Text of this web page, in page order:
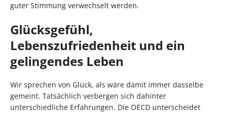
guter Stimmung verwechselt werden.
Glücksgefühl,
Lebenszufriedenheit und ein
gelingendes Leben
Wir sprechen von Glück, als wäre damit immer dasselbe
gemeint. Tatsächlich verbergen sich dahinter
unterschiedliche Erfahrungen. Die OECD unterscheidet